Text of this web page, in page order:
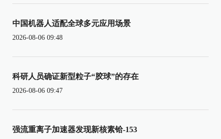
中国机器人适配全球多元应用场景
2026-08-06 09:48
科研人员确证新型粒子“胶球”的存在
2026-08-06 09:47
强流重离子加速器发现新核素铪-153